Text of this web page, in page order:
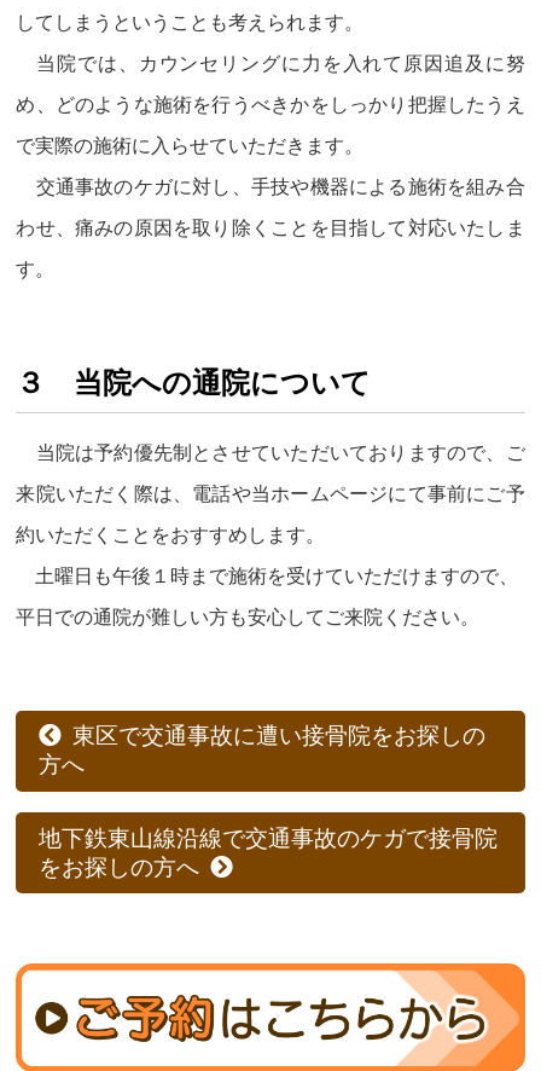
してしまうということも考えられます。
当院では、カウンセリングに力を入れて原因追及に努
め、どのような施術を行うべきかをしっかり把握したうえ
で実際の施術に入らせていただきます。
交通事故のケガに対し、手技や機器による施術を組み合
わせ、痛みの原因を取り除くことを目指して対応いたしま
す。
３ 当院への通院について
当院は予約優先制とさせていただいておりますので、ご
来院いただく際は、電話や当ホームページにて事前にご予
約いただくことをおすすめします。
土曜日も午後１時まで施術を受けていただけますので、
平日での通院が難しい方も安心してご来院ください。
東区で交通事故に遭い接骨院をお探しの
方へ
地下鉄東山線沿線で交通事故のケガで接骨院
をお探しの方へ